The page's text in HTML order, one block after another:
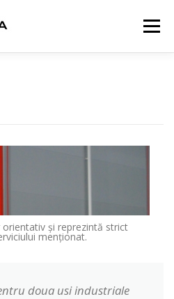
Meniu
și reprezintă strict
menționat.
doua usi industriale